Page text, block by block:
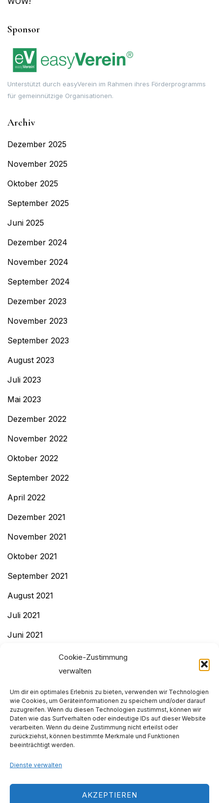
Cookie-Zustimmung
verwalten
Um dir ein optimales Erlebnis zu bieten, verwenden wir Technologien
wie Cookies, um Geräteinformationen zu speichern und/oder darauf
zuzugreifen. Wenn du diesen Technologien zustimmst, können wir
Daten wie das Surfverhalten oder eindeutige IDs auf dieser Website
verarbeiten. Wenn du deine Zustimmung nicht erteilst oder
zurückziehst, können bestimmte Merkmale und Funktionen
beeinträchtigt werden.
Dienste verwalten
AKZEPTIEREN
Sponsor
Unterstützt durch easyVerein im Rahmen ihres Förderprogramms
für gemeinnützige Organisationen.
Archiv
Dezember 2025
November 2025
Oktober 2025
September 2025
Juni 2025
Dezember 2024
November 2024
September 2024
Dezember 2023
November 2023
September 2023
August 2023
Juli 2023
Mai 2023
Dezember 2022
November 2022
Oktober 2022
September 2022
April 2022
Dezember 2021
November 2021
Oktober 2021
September 2021
August 2021
Juli 2021
Juni 2021
Dezember 2020
November 2020
Dezember 2019
Impressum & Datenschutz